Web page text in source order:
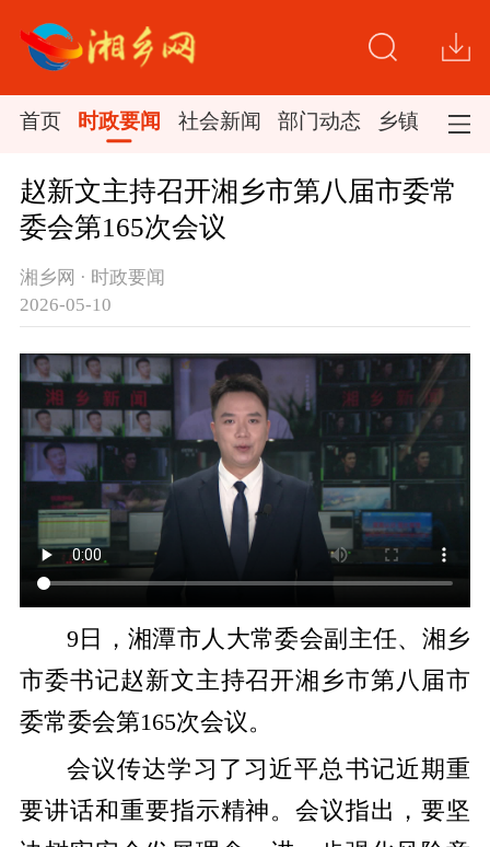
首页 时政要闻 社会新闻 部门动态 乡镇新闻
赵新文主持召开湘乡市第八届市委常
委会第165次会议
湘乡网 · 时政要闻
2026-05-10
9日，湘潭市人大常委会副主任、湘乡
市委书记赵新文主持召开湘乡市第八届市
委常委会第165次会议。
会议传达学习了习近平总书记近期重
要讲话和重要指示精神。会议指出，要坚